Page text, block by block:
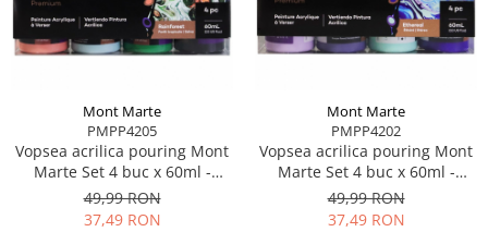
Accesorii pictură
Cuțite pictură
Pensule burete
Pensule pentru acrilice
Pensule pentru acuarelă
Pensule pentru ulei
Manechin desen
Accesorii grafică
Mont Marte
PMPP4205
Vopsea acrilica pouring Mont
Marte Set 4 buc x 60ml -
Rainforest
49,99 RON
37,49 RON
Mont Marte
PMPP4202
Vopsea acrilica pouring Mont
Marte Set 4 buc x 60ml -
Ethereal
49,99 RON
37,49 RON